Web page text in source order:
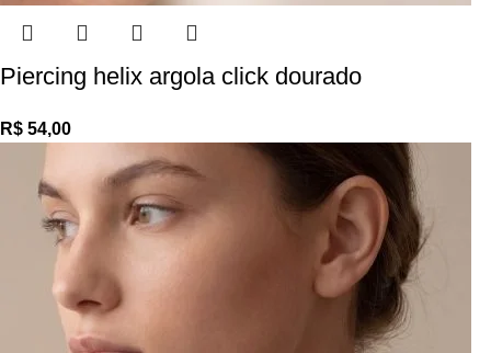
Piercing helix argola click dourado
R$